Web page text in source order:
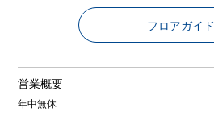
フロアガイド
営業概要
年中無休